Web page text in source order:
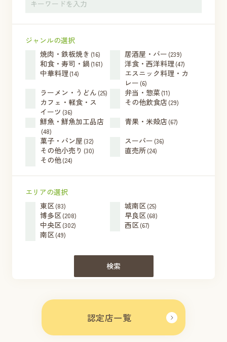
認定店一覧
ジャンルの選択
焼肉・鉄板焼き (16) 居酒屋・バー (239)
和食・寿司・鍋 (161) 洋食・西洋料理 (47)
中華料理 (14)
エスニック料理・カ
レー (6)
ラーメン・うどん (25) 弁当・惣菜(11)
カフェ・軽食・ス
イーツ (36)
その他飲食店(29)
鮮魚・鮮魚加工品店
(48)
青果・米殻店(67)
菓子・パン屋 (32) スーパー (36)
その他小売り (30) 直売所(24)
その他(24)
エリアの選択
東区(83) 城南区(25)
博多区(208) 早良区(68)
中央区(302) 西区(67)
南区(49)
検索